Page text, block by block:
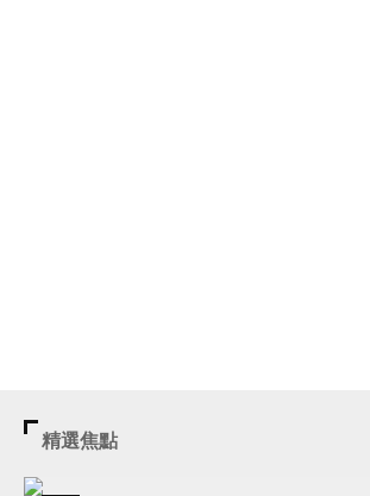
精選焦點